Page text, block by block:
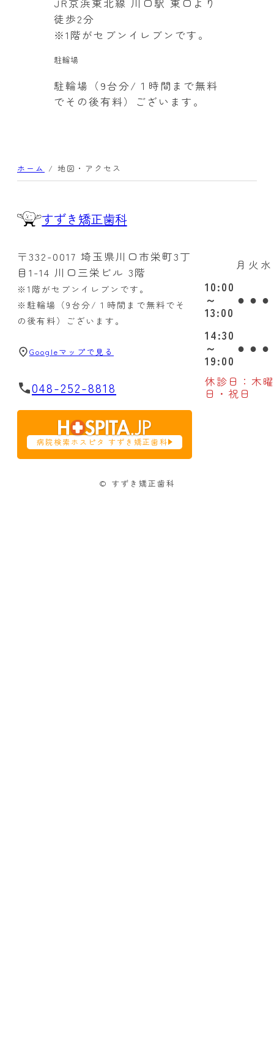
JR京浜東北線 川口駅 東口より
徒歩2分
※1階がセブンイレブンです。
駐輪場
駐輪場（9台分/１時間まで無料
でその後有料）ございます。
ホーム / 地図・アクセス
すずき矯正歯科
〒332-0017 埼玉県川口市栄町3丁
目1-14 川口三栄ビル 3階
※1階がセブンイレブンです。
※駐輪場（9台分/１時間まで無料でそ
の後有料）ございます。
Googleマップで見る
048-252-8818
病院検索ホスピタ すずき矯正歯科
月 火 水
10:00
～
13:00
● ● ●
14:30
～
19:00
● ● ●
休診日：木
日・祝日
© すずき矯正歯科